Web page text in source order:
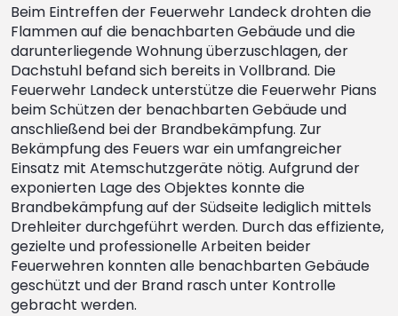
Beim Eintreffen der Feuerwehr Landeck drohten die
Flammen auf die benachbarten Gebäude und die
darunterliegende Wohnung überzuschlagen, der
Dachstuhl befand sich bereits in Vollbrand. Die
Feuerwehr Landeck unterstütze die Feuerwehr Pians
beim Schützen der benachbarten Gebäude und
anschließend bei der Brandbekämpfung. Zur
Bekämpfung des Feuers war ein umfangreicher
Einsatz mit Atemschutzgeräte nötig. Aufgrund der
exponierten Lage des Objektes konnte die
Brandbekämpfung auf der Südseite lediglich mittels
Drehleiter durchgeführt werden. Durch das effiziente,
gezielte und professionelle Arbeiten beider
Feuerwehren konnten alle benachbarten Gebäude
geschützt und der Brand rasch unter Kontrolle
gebracht werden.